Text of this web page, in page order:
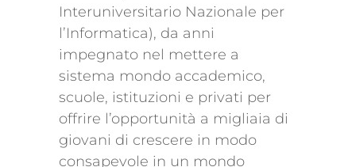
Interuniversitario Nazionale per
l’Informatica), da anni
impegnato nel mettere a
sistema mondo accademico,
scuole, istituzioni e privati per
offrire l’opportunità a migliaia di
giovani di crescere in modo
consapevole in un mondo